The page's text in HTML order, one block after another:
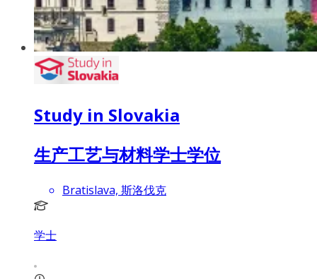
Study in Slovakia
生产工艺与材料学士学位
Bratislava, 斯洛伐克
学士